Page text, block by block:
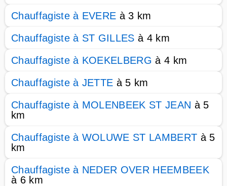
Chauffagiste à EVERE à 3 km
Chauffagiste à ST GILLES à 4 km
Chauffagiste à KOEKELBERG à 4 km
Chauffagiste à JETTE à 5 km
Chauffagiste à MOLENBEEK ST JEAN à 5
km
Chauffagiste à WOLUWE ST LAMBERT à 5
km
Chauffagiste à NEDER OVER HEEMBEEK
à 6 km